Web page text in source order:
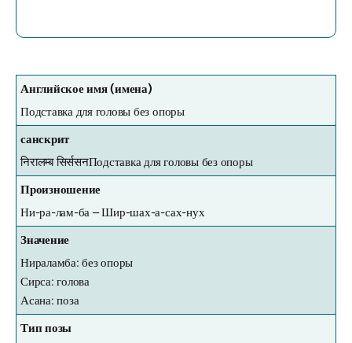
Английское имя (имена)
Подставка для головы без опоры
санскрит
निरालम्ब सिर्ससनПодставка для головы без опоры
Произношение
Ни-ра-лам-ба – Шир-шах-а-сах-нух
Значение
Нираламба: без опоры
Сирса: голова
Асана: поза
Тип позы